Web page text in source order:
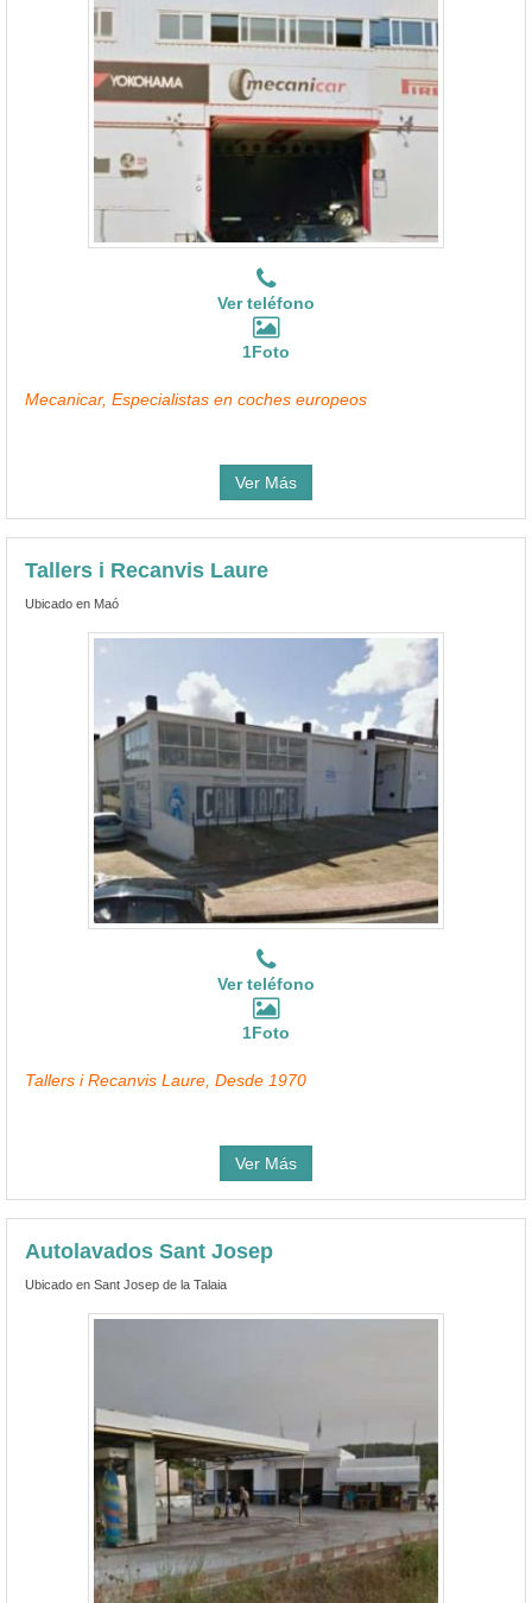
Ver teléfono
1Foto
Mecanicar, Especialistas en coches europeos
Ver Más
Tallers i Recanvis Laure
Ubicado en Maó
Ver teléfono
1Foto
Tallers i Recanvis Laure, Desde 1970
Ver Más
Autolavados Sant Josep
Ubicado en Sant Josep de la Talaia